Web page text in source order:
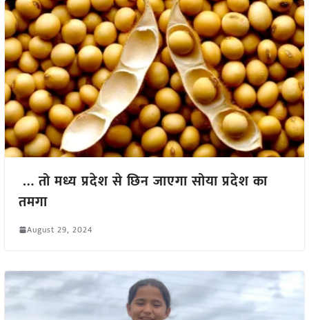
… तो मध्य प्रदेश से छिन जाएगा सोया प्रदेश का
तमगा
August 29, 2024